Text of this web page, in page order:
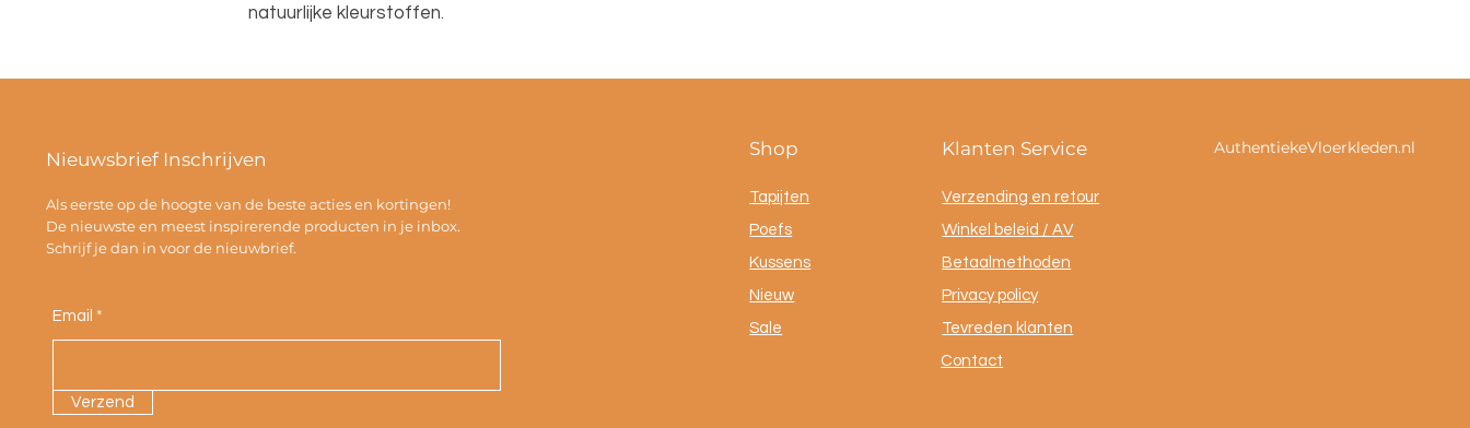
natuurlijke kleurstoffen.
Nieuwsbrief Inschrijven
Als eerste op de hoogte van de beste acties en kortingen!
De nieuwste en meest inspirerende producten in je inbox.
Schrijf je dan in voor de nieuwbrief.
Email
Verzend
Shop
Tapijten
Poefs
Kussens
Nieuw
Sale
Klanten Service
Verzending en retour
Winkel beleid / AV
Betaalmethoden
Privacy policy
Tevreden klanten
Contact
AuthentiekeVloerkleden.nl